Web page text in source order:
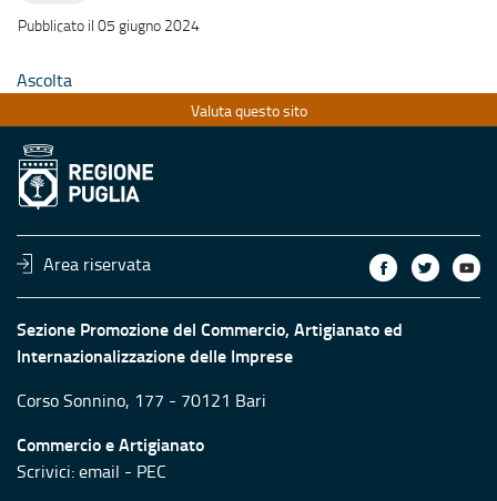
Pubblicato il 05 giugno 2024
Ascolta
Valuta questo sito
Area riservata
Sezione Promozione del Commercio, Artigianato ed
Internazionalizzazione delle Imprese
Corso Sonnino, 177 - 70121 Bari
Commercio e Artigianato
Scrivici:email - PEC